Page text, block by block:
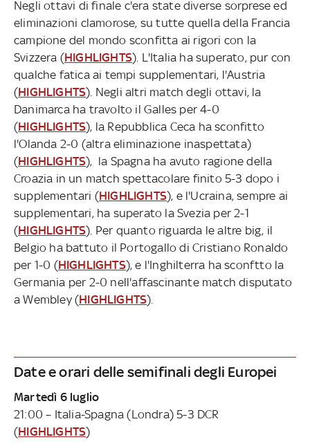
Negli ottavi di finale c'era state diverse sorprese ed
eliminazioni clamorose, su tutte quella della Francia
campione del mondo sconfitta ai rigori con la
Svizzera (HIGHLIGHTS). L'Italia ha superato, pur con
qualche fatica ai tempi supplementari, l'Austria
(HIGHLIGHTS). Negli altri match degli ottavi, la
Danimarca ha travolto il Galles per 4-0
(HIGHLIGHTS), la Repubblica Ceca ha sconfitto
l'Olanda 2-0 (altra eliminazione inaspettata)
(HIGHLIGHTS), la Spagna ha avuto ragione della
Croazia in un match spettacolare finito 5-3 dopo i
supplementari (HIGHLIGHTS), e l'Ucraina, sempre ai
supplementari, ha superato la Svezia per 2-1
(HIGHLIGHTS). Per quanto riguarda le altre big, il
Belgio ha battuto il Portogallo di Cristiano Ronaldo
per 1-0 (HIGHLIGHTS), e l'Inghilterra ha sconftto la
Germania per 2-0 nell'affascinante match disputato
a Wembley (HIGHLIGHTS).
Date e orari delle semifinali degli Europei
Martedì 6 luglio
21:00 – Italia-Spagna (Londra) 5-3 DCR
(HIGHLIGHTS)